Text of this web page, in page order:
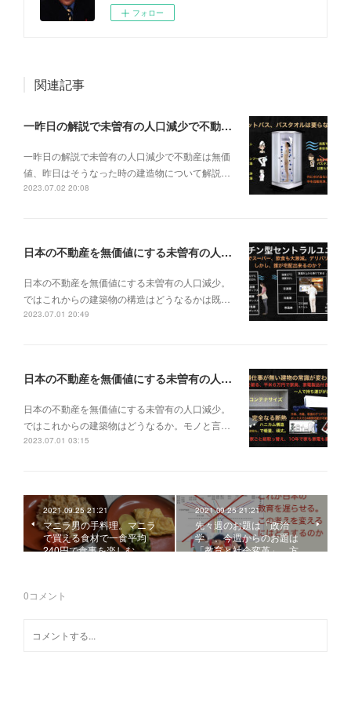
フォロー
関連記事
一昨日の解説で未曽有の人口減少で不動産は無価値、昨日はそうなった時の建造物について解説、今日からはその設備について解説をして行く。
一昨日の解説で未曽有の人口減少で不動産は無価
値、昨日はそうなった時の建造物について解説…
2023.07.02 20:08
日本の不動産を無価値にする未曽有の人口減少。ではこれからの建築物の構造はどうなるかは既に解説した。今はその内部の内容。その1
日本の不動産を無価値にする未曽有の人口減少。
ではこれからの建築物の構造はどうなるかは既…
2023.07.01 20:49
日本の不動産を無価値にする未曽有の人口減少。ではこれからの建築物はどうなるか。
日本の不動産を無価値にする未曽有の人口減少。
ではこれからの建築物はどうなるか。モノと言…
2023.07.01 03:15
2021.09.25 21:21
マニラ男の手料理。マニラ
で買える食材で一食平均
240円で食事を楽しむ。…
2021.09.25 21:21
先々週のお題は「政治
学」。今週からのお題は
「教育と社会変革」。方…
0コメント